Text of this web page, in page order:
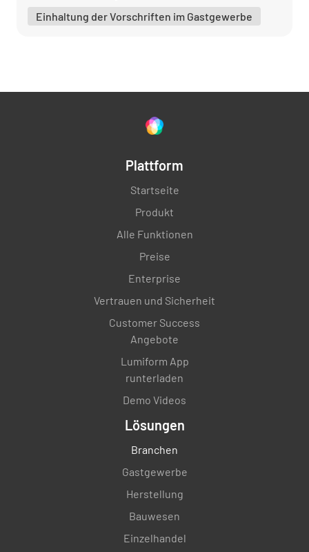
Lumiform den Alltag bei kaisin. erleichtert und
Einhaltung der Vorschriften im Gastgewerbe
Plattform
Startseite
Produkt
Alle Funktionen
Preise
Enterprise
Vertrauen und Sicherheit
Customer Success
Angebote
Lumiform App
runterladen
Demo Videos
Lösungen
Branchen
Gastgewerbe
Herstellung
Bauwesen
Einzelhandel